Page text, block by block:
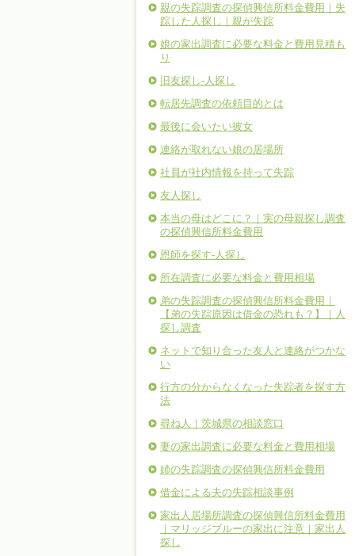
親の失踪調査の探偵興信所料金費用｜失
踪した人探し｜親が失踪
娘の家出調査に必要な料金と費用見積も
り
旧友探し-人探し
転居先調査の依頼目的とは
最後に会いたい彼女
連絡が取れない娘の居場所
社員が社内情報を持って失踪
友人探し
本当の母はどこに？｜実の母親探し調査
の探偵興信所料金費用
恩師を探す-人探し
所在調査に必要な料金と費用相場
弟の失踪調査の探偵興信所料金費用｜
【弟の失踪原因は借金の恐れも？】｜人
探し調査
ネットで知り合った友人と連絡がつかな
い
行方の分からなくなった失踪者を探す方
法
尋ね人｜茨城県の相談窓口
妻の家出調査に必要な料金と費用相場
姉の失踪調査の探偵興信所料金費用
借金による夫の失踪相談事例
家出人居場所調査の探偵興信所料金費用
｜マリッジブルーの家出に注意｜家出人
探し